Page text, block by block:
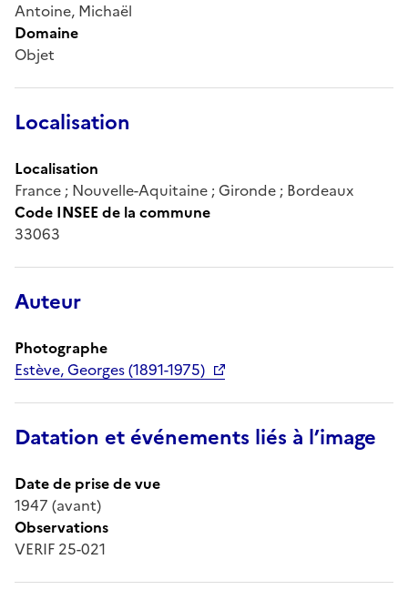
Antoine, Michaël
Domaine
Objet
Localisation
Localisation
France ; Nouvelle-Aquitaine ; Gironde ; Bordeaux
Code INSEE de la commune
33063
Auteur
Photographe
Estève, Georges (1891-1975)
Datation et événements liés à l’image
Date de prise de vue
1947 (avant)
Observations
VERIF 25-021